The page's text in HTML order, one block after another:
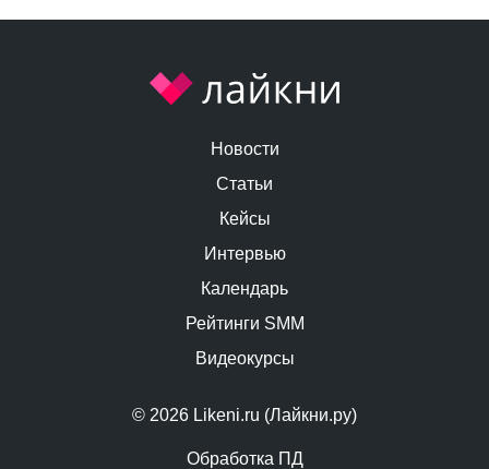
© 2026 Likeni.ru (Лайкни.ру)
Обработка ПД
Новости
Статьи
Кейсы
Интервью
Календарь
Рейтинги SMM
Видеокурсы